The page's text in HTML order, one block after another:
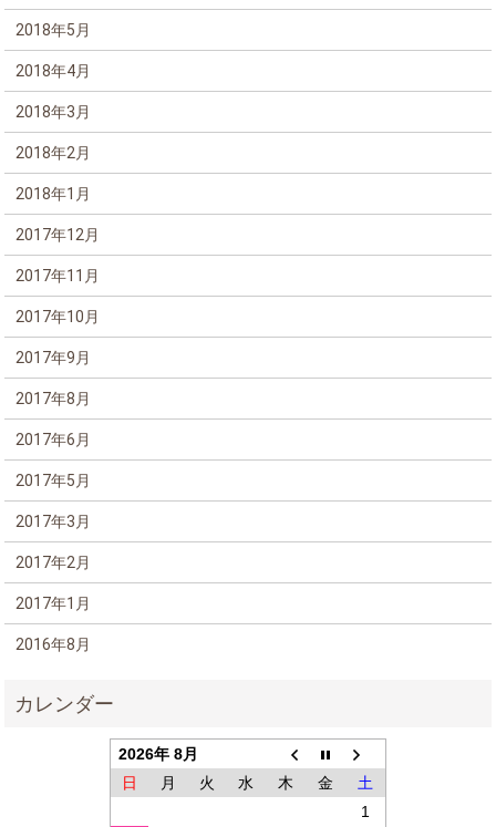
2018年5月
2018年4月
2018年3月
2018年2月
2018年1月
2017年12月
2017年11月
2017年10月
2017年9月
2017年8月
2017年6月
2017年5月
2017年3月
2017年2月
2017年1月
2016年8月
2026年 8月
日
月 火 水 木 金
土
1